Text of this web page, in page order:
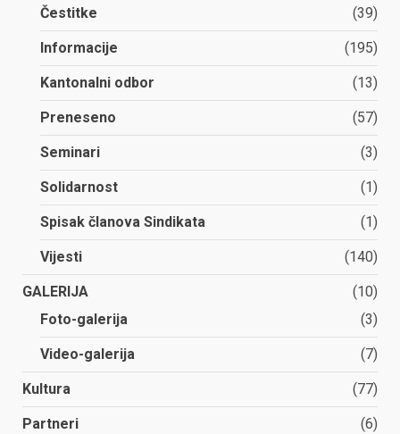
Čestitke
(39)
Informacije (195)
Kantonalni odbor (13)
Preneseno (57)
Seminari (3)
Solidarnost (1)
Spisak članova Sindikata (1)
Vijesti (140)
GALERIJA
(10)
Foto-galerija
(3)
Video-galerija (7)
Kultura (77)
Partneri (6)